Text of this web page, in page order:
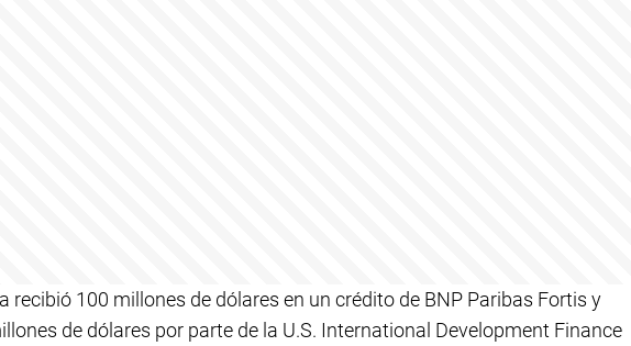
recibió 100 millones de dólares en un crédito de BNP Paribas Fortis y
de dólares por parte de la U.S. International Development Finance